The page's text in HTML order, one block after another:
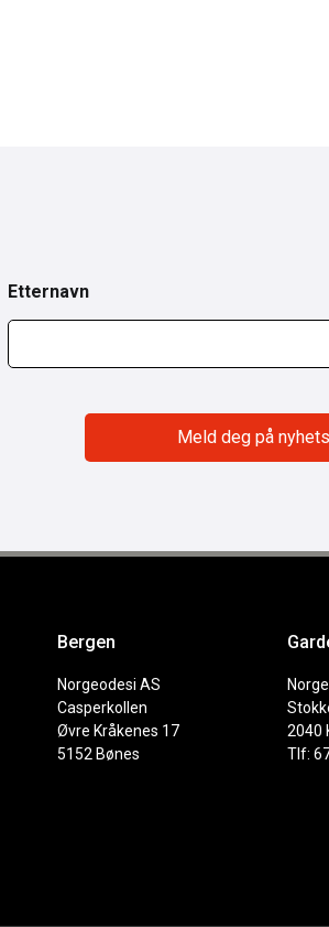
Etternavn
Bergen
Norgeodesi AS
Casperkollen
Øvre Kråkenes 17
5152 Bønes
2040
Tlf: